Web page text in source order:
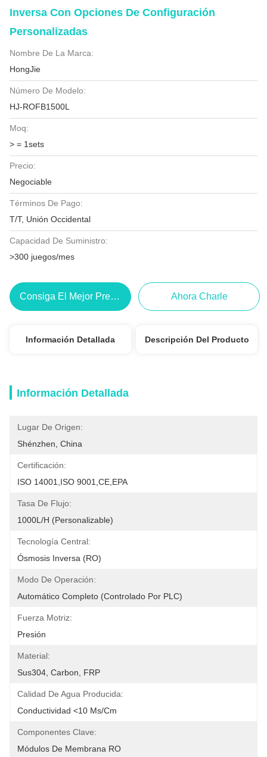
Inversa Con Opciones De Configuración
Personalizadas
Nombre De La Marca:
HongJie
Número De Modelo:
HJ-ROFB1500L
Moq:
> = 1sets
Precio:
Negociable
Términos De Pago:
T/T, Unión Occidental
Capacidad De Suministro:
>300 juegos/mes
Consiga El Mejor Precio Ahora Charle
Información Detallada Descripción Del Producto
Información Detallada
Lugar De Origen:
Shénzhen, China
Certificación:
ISO 14001,ISO 9001,CE,EPA
Tasa De Flujo:
1000L/h (personalizable)
Tecnología Central:
Ósmosis Inversa (RO)
Modo De Operación:
Automático Completo (controlado Por PLC)
Fuerza Motriz:
Presión
Material:
Sus304, Carbon, FRP
Calidad De Agua Producida:
Conductividad <10 Μs/cm
Componentes Clave:
Módulos De Membrana RO